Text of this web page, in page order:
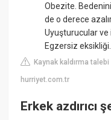
Obezite.
de o derece
Uyuşturucular ve
Egzersiz eksikliği.
Kaynak kaldırma talebi
hurriyet.com.tr
Erkek azdırıcı